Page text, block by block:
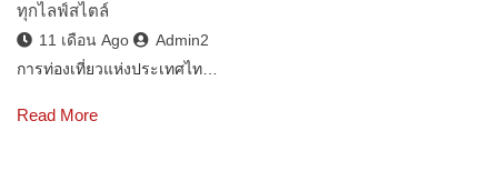
ทุกไลฟ์สไตล์
11 เดือน Ago
Admin2
การท่องเที่ยวแห่งประเทศไท…
Read More